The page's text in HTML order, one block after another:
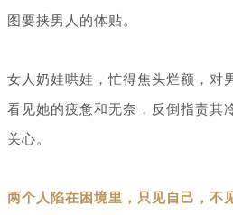
图要挟男人的体贴。
女人奶娃哄娃，忙得焦头烂额，对
看见她的疲惫和无奈，反倒指责其
关心。
两个人陷在困境里，只见自己，不